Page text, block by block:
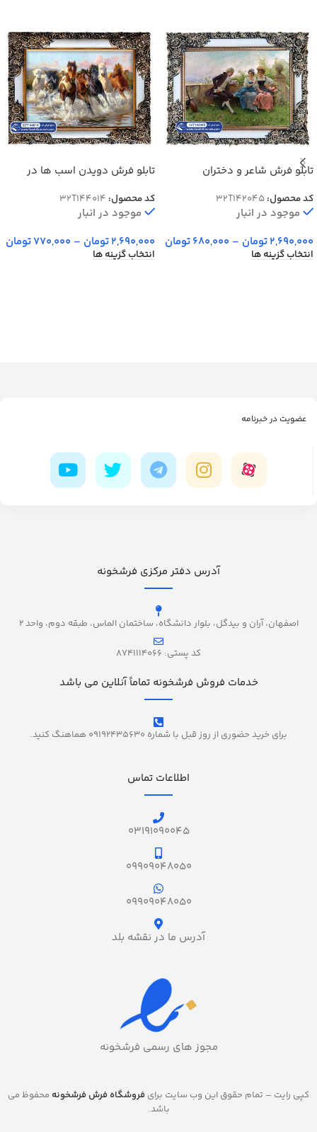
تابلو فرش شاعر و دختران
کد محصول:32T142045
موجود در انبار
2,690,000تومان –
680,000تومان
انتخاب گزینه ها
تابلو فرش دویدن اسب ها در
کد محصول: 32T144014
موجود در انبار
2,690,000تومان –
770,000تومان
انتخاب گزینه ها
عضویت در خبرنامه
آدرس دفتر مرکزی فرشخونه
اصفهان، آران و بیدگل، بلوار دانشگاه، ساختمان الماس، طبقه دوم، واحد 2
کد پستی: 8741114066
خدمات فروش فرشخونه تماماً آنلاین می باشد
برای خرید حضوری از روز قبل با شماره 09192435630 هماهنگ کنید.
اطلاعات تماس
03191090045
09909048050
09909048050
آدرس ما در نقشه بلد
مجوز های رسمی فرشخونه
کپی رایت – تمام حقوق این وب سایت برای فروشگاه فرش فرشخونه محفوظ می
باشد.